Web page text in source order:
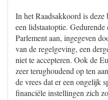
In het Raadsakkoord is
een lidstaatoptie.
Parlement aan, ingegeven
van de regelgeving, een
niet te accepteren. Ook de
zeer terughoudend op ten
de vrees dat er een ongelijk
financiële instellingen zich